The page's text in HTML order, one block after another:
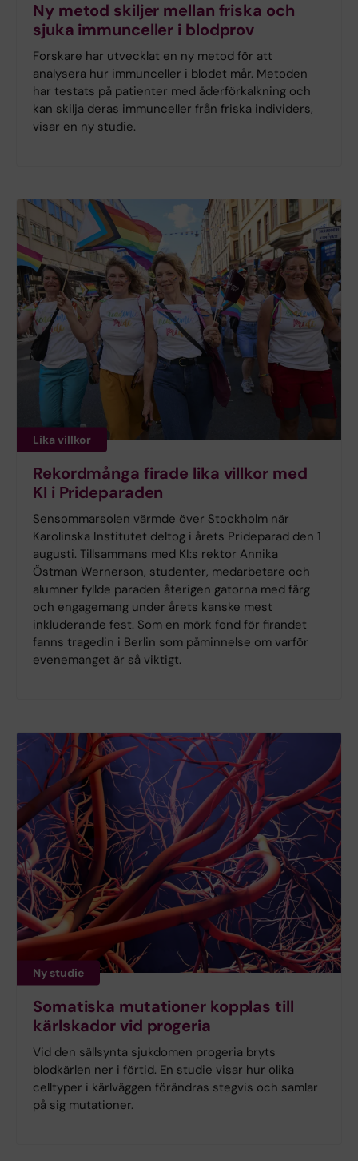
Ny metod skiljer mellan friska och
sjuka immunceller i blodprov
Forskare har utvecklat en ny metod för att
analysera hur immunceller i blodet mår. Metoden
har testats på patienter med åderförkalkning och
kan skilja deras immunceller från friska individers,
visar en ny studie.
Lika villkor
Rekordmånga firade lika villkor med
KI i Prideparaden
Sensommarsolen värmde över Stockholm när
Karolinska Institutet deltog i årets Prideparad den 1
augusti. Tillsammans med KI:s rektor Annika
Östman Wernerson, studenter, medarbetare och
alumner fyllde paraden återigen gatorna med färg
och engagemang under årets kanske mest
inkluderande fest. Som en mörk fond för firandet
fanns tragedin i Berlin som påminnelse om varför
evenemanget är så viktigt.
Ny studie
Somatiska mutationer kopplas till
kärlskador vid progeria
Vid den sällsynta sjukdomen progeria bryts
blodkärlen ner i förtid. En studie visar hur olika
celltyper i kärlväggen förändras stegvis och samlar
på sig mutationer.